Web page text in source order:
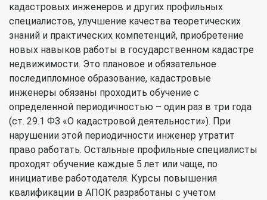
кадастровых инженеров и других профильных
специалистов, улучшение качества теоретических
знаний и практических компетенций, приобретение
новых навыков работы в государственном кадастре
недвижимости. Это плановое и обязательное
последипломное образование, кадастровые
инженеры обязаны проходить обучение с
определенной периодичностью – один раз в три года
(ст. 29.1 ФЗ «О кадастровой деятельности»). При
нарушении этой периодичности инженер утратит
право работать. Остальные профильные специалисты
проходят обучение каждые 5 лет или чаще, по
инициативе работодателя. Курсы повышения
квалификации в АПОК разработаны с учетом